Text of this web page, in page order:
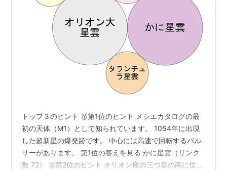
トップ３のヒント 🥇第1位のヒント メシエカタログの最
初の天体（M1）として知られています。 1054年に出現
した超新星の爆発跡です。 中心には高速で回転するパル
サーがあります。 第1位の答えを見る かに星雲（リンク
数 72） 🥈第2位のヒント オリオン座の三つ星の南に位置